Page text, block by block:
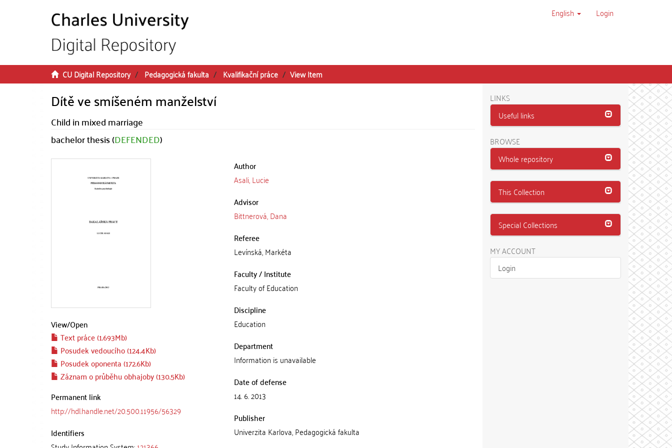
English Login
CU Digital Repository Pedagogická fakulta Kvalifikační práce View Item
Dítě ve smíšeném manželství
Child in mixed marriage
bachelor thesis (DEFENDED)
View/Open
Text práce (1.693Mb)
Posudek vedoucího (124.4Kb)
Posudek oponenta (172.6Kb)
Záznam o průběhu obhajoby (130.5Kb)
Permanent link
http://hdl.handle.net/20.500.11956/56329
Identifiers
Author
Asali, Lucie
Advisor
Bittnerová, Dana
Referee
Levínská, Markéta
Faculty / Institute
Faculty of Education
Discipline
Education
Department
Information is unavailable
Date of defense
14. 6. 2013
Publisher
Univerzita Karlova, Pedagogická fakulta
LINKS
Useful links
BROWSE
Whole repository
This Collection
Special Collections
MY ACCOUNT
Login